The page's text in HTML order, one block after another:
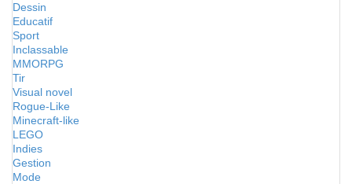
Dessin
Educatif
Sport
Inclassable
MMORPG
Tir
Visual novel
Rogue-Like
Minecraft-like
LEGO
Indies
Gestion
Mode